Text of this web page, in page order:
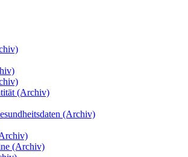
(Archiv)
(Archiv)
(Archiv)